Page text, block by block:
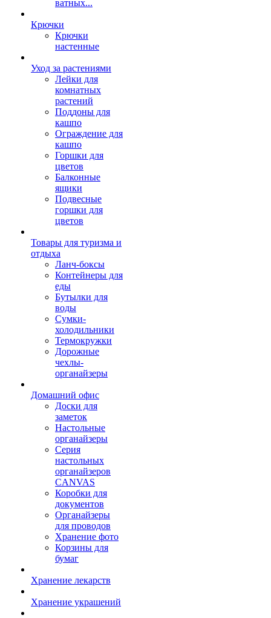
ватных...
Крючки
Крючки
настенные
Уход за растениями
Лейки для
комнатных
растений
Поддоны для
кашпо
Ограждение для
кашпо
Горшки для
цветов
Балконные
ящики
Подвесные
горшки для
цветов
Товары для туризма и
отдыха
Ланч-боксы
Контейнеры для
еды
Бутылки для
воды
Сумки-
холодильники
Термокружки
Дорожные
чехлы-
органайзеры
Домашний офис
Доски для
заметок
Настольные
органайзеры
Серия
настольных
органайзеров
CANVAS
Коробки для
документов
Органайзеры
для проводов
Хранение фото
Корзины для
бумаг
Хранение лекарств
Хранение украшений